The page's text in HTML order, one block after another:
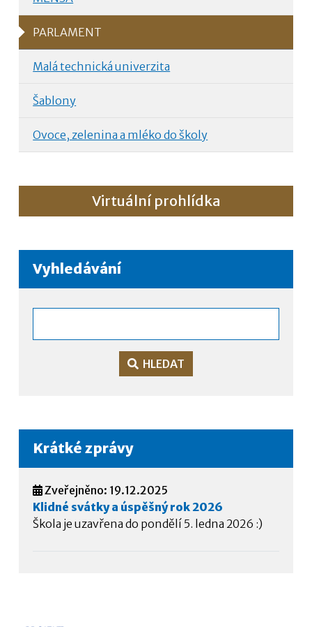
PARLAMENT
Malá technická univerzita
Šablony
Ovoce, zelenina a mléko do školy
Virtuální prohlídka
Vyhledávání
HLEDAT
Krátké zprávy
Zveřejněno: 19.12.2025
Klidné svátky a úspěšný rok 2026
Škola je uzavřena do pondělí 5. ledna 2026 :)